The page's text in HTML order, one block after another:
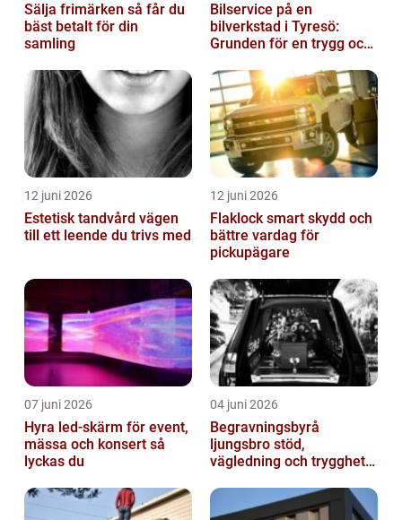
Sälja frimärken så får du
bäst betalt för din
samling
Bilservice på en
bilverkstad i Tyresö:
Grunden för en trygg och
12 juni 2026
Estetisk tandvård vägen
till ett leende du trivs med
12 juni 2026
Flaklock smart skydd och
bättre vardag för
pickupägare
07 juni 2026
Hyra led-skärm för event,
mässa och konsert så
lyckas du
04 juni 2026
Begravningsbyrå
ljungsbro stöd,
vägledning och trygghet